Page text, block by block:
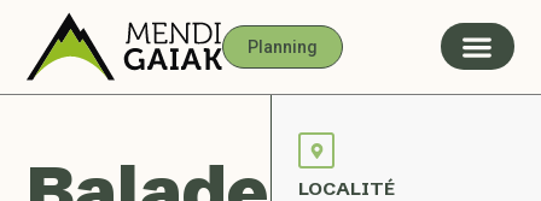
Planning
LOCALITÉ